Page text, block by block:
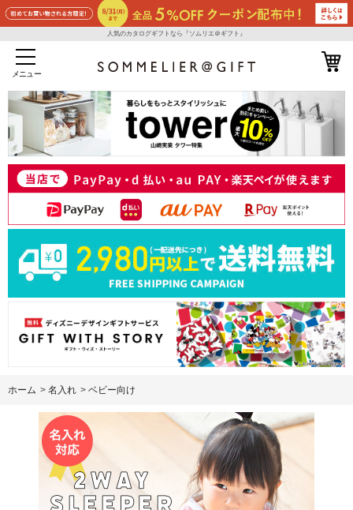
人気のカタログギフトなら『ソムリエ＠ギフト』
メニュー
ホーム > 名入れ > ベビー向け